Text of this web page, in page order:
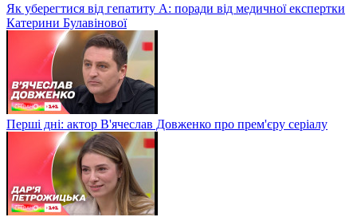
Як уберегтися від гепатиту А: поради від медичної експертки
Катерини Булавінової
Перші дні: актор В'ячеслав Довженко про прем'єру серіалу